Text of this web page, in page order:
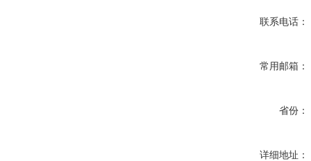
联系电话：
常用邮箱：
省份：
详细地址：